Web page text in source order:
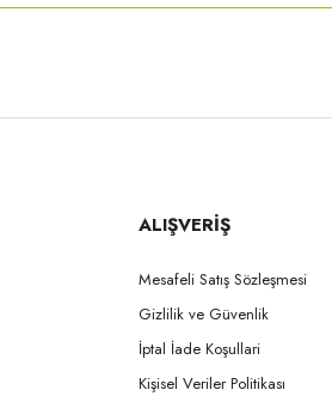
ALIŞVERİŞ
Mesafeli Satış Sözleşmesi
Gizlilik ve Güvenlik
İptal İade Koşullari
Kişisel Veriler Politikası